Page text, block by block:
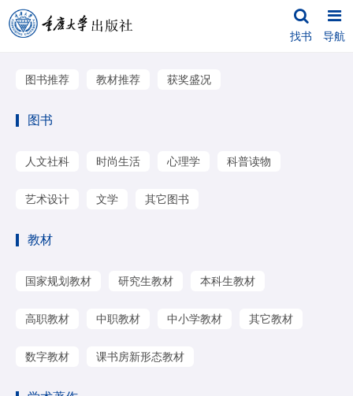
找书 导航
图书推荐 教材推荐 获奖盛况
图书
人文社科 时尚生活 心理学 科普读物
艺术设计 文学 其它图书
教材
国家规划教材 研究生教材 本科生教材
高职教材 中职教材 中小学教材 其它教材
数字教材 课书房新形态教材